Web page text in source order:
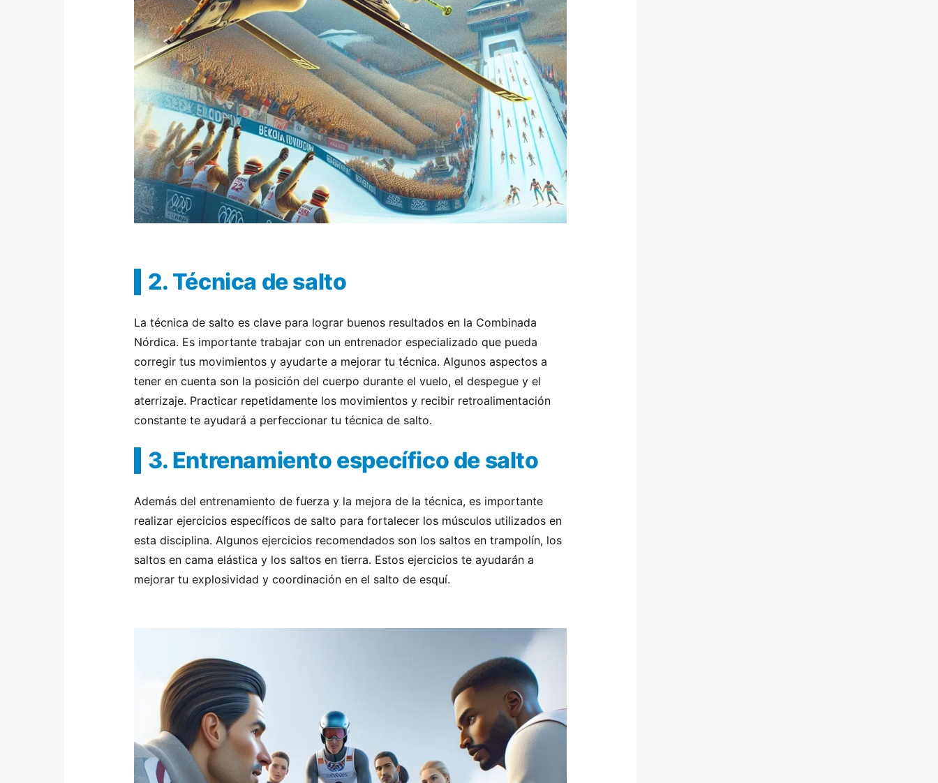
2. Técnica de salto
La técnica de salto es clave para lograr buenos resultados en la Combinada
Nórdica. Es importante trabajar con un entrenador especializado que pueda
corregir tus movimientos y ayudarte a mejorar tu técnica. Algunos aspectos a
tener en cuenta son la posición del cuerpo durante el vuelo, el despegue y el
aterrizaje. Practicar repetidamente los movimientos y recibir retroalimentación
constante te ayudará a perfeccionar tu técnica de salto.
3. Entrenamiento específico de salto
Además del entrenamiento de fuerza y la mejora de la técnica, es importante
realizar ejercicios específicos de salto para fortalecer los músculos utilizados en
esta disciplina. Algunos ejercicios recomendados son los saltos en trampolín, los
saltos en cama elástica y los saltos en tierra. Estos ejercicios te ayudarán a
mejorar tu explosividad y coordinación en el salto de esquí.